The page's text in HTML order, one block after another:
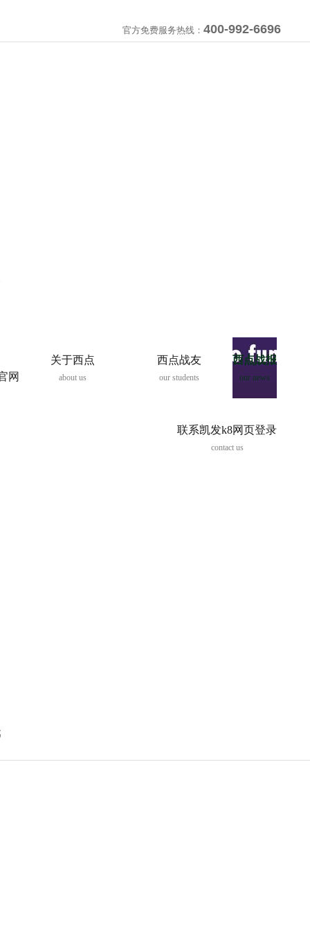
官方免费服务热线： 400-992-6696
网
关于西点
about us
西点战友
our students
西点战报
our news
联系凯发k8网页登录
contact us